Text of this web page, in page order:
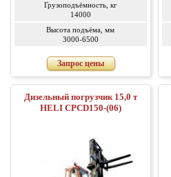
Грузоподъёмность, кг
14000
Высота подъёма, мм
3000-6500
Запрос цены
Дизельный погрузчик 15,0 т
HELI CPCD150-(06)